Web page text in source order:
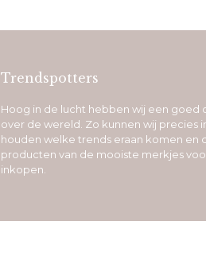
Trendspotters
Hoog in de lucht hebben wij een goed
over de wereld. Zo kunnen wij precies
houden welke trends eraan komen en
producten van de mooiste merkjes
inkopen.